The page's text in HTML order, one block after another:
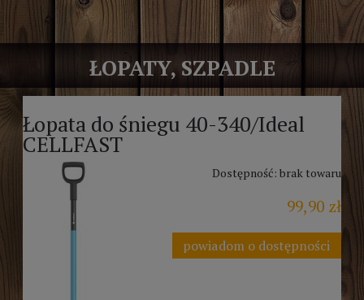
ŁOPATY, SZPADLE
Łopata do śniegu 40-340/Ideal
CELLFAST
Dostępność: brak towaru
99,90 zł
powiadom o dostępności